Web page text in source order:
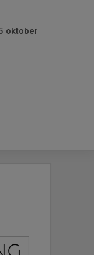
oktober